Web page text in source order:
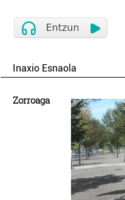
Inaxio Esnaola
Zorroaga